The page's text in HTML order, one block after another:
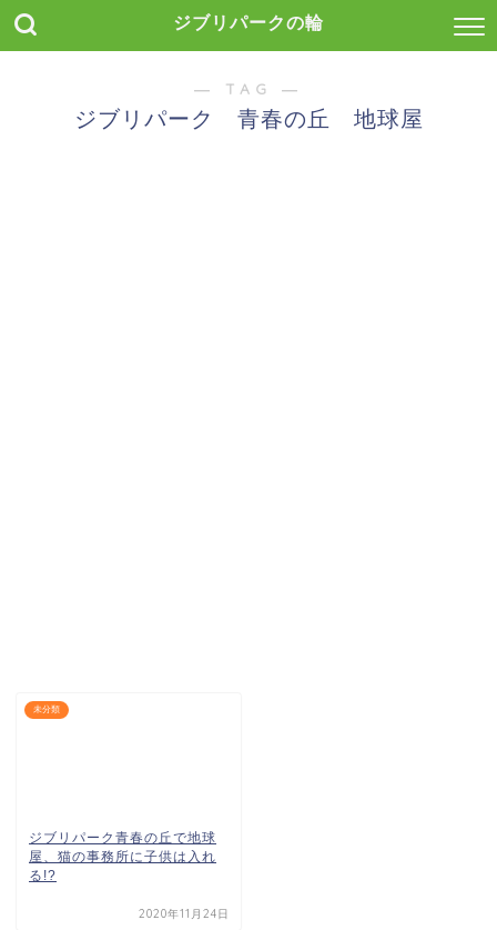
ジブリパークの輪
― TAG ―
ジブリパーク 青春の丘 地球屋
未分類
ジブリパーク青春の丘で地球
屋、猫の事務所に子供は入れ
る!?
2020年11月24日